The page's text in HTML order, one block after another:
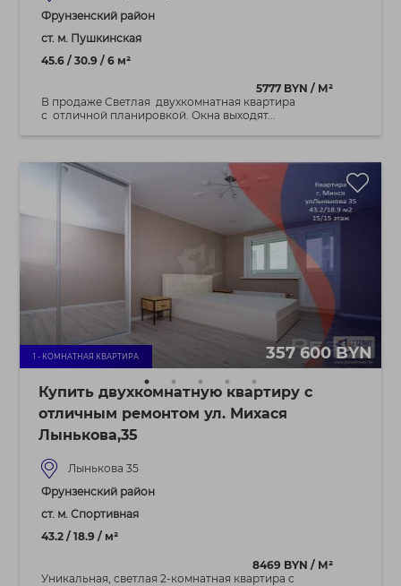
Фрунзенский район
ст. м. Пушкинская
45.6 / 30.9 / 6 м²
5777 BYN / М²
В продаже Светлая двухкомнатная квартира
с отличной планировкой. Окна выходят...
1 - КОМНАТНАЯ КВАРТИРА 357 600 BYN
Купить двухкомнатную квартиру с
отличным ремонтом ул. Михася
Лынькова,35
Лынькова 35
Фрунзенский район
ст. м. Спортивная
43.2 / 18.9 / м²
8469 BYN / М²
Уникальная, светлая 2-комнатная квартира с